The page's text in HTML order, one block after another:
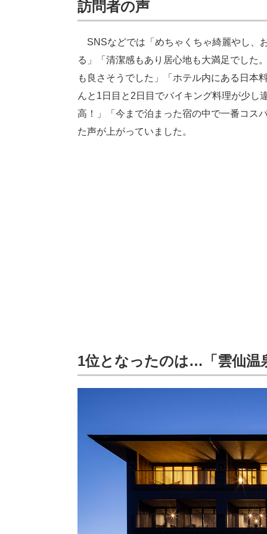
訪問者の声
SNSなどでは「めちゃくちゃ綺麗やし、
る」「清潔感もあり居心地も大満足でした
も良さそうでした」「ホテル内にある日本
んと1日目と2日目でバイキング料理が少し
高！」「今まで泊まった宿の中で一番コス
た声が上がっていました。
1位となったのは…「雲仙温